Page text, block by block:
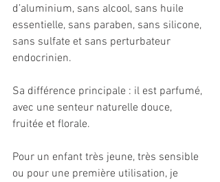
d’aluminium, sans alcool, sans huile
essentielle, sans paraben, sans silicone,
sans sulfate et sans perturbateur
endocrinien.
Sa différence principale : il est parfumé,
avec une senteur naturelle douce,
fruitée et florale.
Pour un enfant très jeune, très sensible
ou pour une première utilisation, je